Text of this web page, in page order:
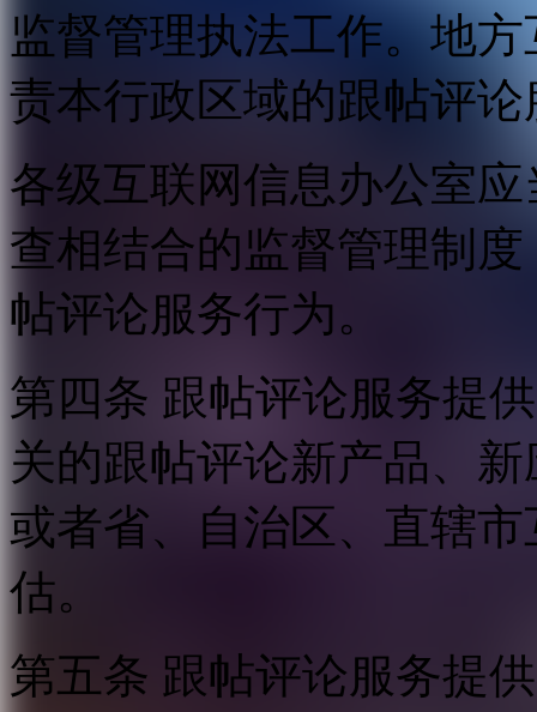
监督管理执法工作。地
责本行政区域的跟帖评
各级互联网信息办公室
查相结合的监督管理制
帖评论服务行为。
第四条 跟帖评论服务提
关的跟帖评论新产品、
或者省、自治区、直辖
估。
第五条 跟帖评论服务提